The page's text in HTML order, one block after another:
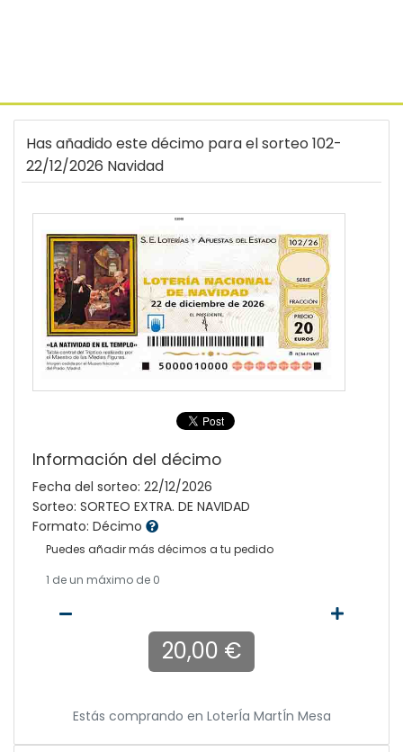
Has añadido este décimo para el sorteo 102-
22/12/2026 Navidad
03048
Información del décimo
Fecha del sorteo: 22/12/2026
Sorteo: SORTEO EXTRA. DE NAVIDAD
Formato: Décimo
Puedes añadir más décimos a tu pedido
1 de un máximo de 0
20,00 €
Estás comprando en LoterÍa MartÍn Mesa